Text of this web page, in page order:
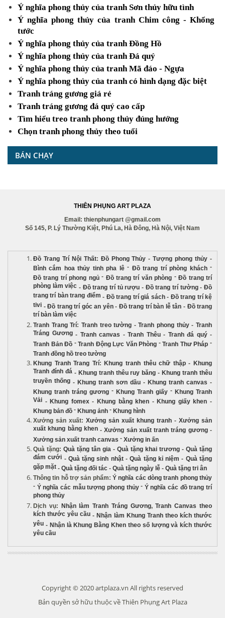
Ý nghĩa phong thủy của tranh Sơn thủy hữu tình
Ý nghĩa phong thủy của tranh Chim công - Khổng
tước
Ý nghĩa phong thủy của tranh Đồng Hồ
Ý nghĩa phong thủy của tranh Đá quý
Ý nghĩa phong thủy của tranh Mã đáo - Ngựa
Ý nghĩa phong thủy của tranh có hình dạng đặc biệt
Tranh tráng gương giá rẻ
Tranh tráng gương đá quý cao cấp
Tìm hiểu treo tranh phong thủy đúng hướng
Chọn tranh phong thủy theo tuổi
BÁN CHẠY
THIÊN PHỤNG ART PLAZA
Email: thienphungart @gmail.com
Số 145, P. Lý Thường Kiệt, Phú La, Hà Đông, Hà Nội, Việt Nam
Đồ Trang Trí Nội Thất: Đồ Phong Thủy -Tượng phong thủy -
Bình cắm hoa thủy tinh pha lê- Đồ trang trí phòng khách-
Đồ trang trí phong ngủ- Đồ trang trí văn phòng -Đồ trang trí
phòng làm việc - Đồ trang trí tủ rượu - Đồ trang trí tường-Đồ
trang trí bàn trang điểm - Đồ trang trí giá sách- Đồ trang trí kệ
tivi -Đồ trang trí góc an yên- Đồ trang trí bàn lễ tân - Đồ trang
trí bàn làm việc
Tranh Trang Trí: Tranh treo tường -Tranh phong thủy-Tranh
Tráng Gương- Tranh canvas - Tranh Thêu- Tranh đá quý-
Tranh Bản Đồ -Tranh Động Lực Văn Phòng -Tranh Thư Pháp -
Tranh đồng hồ treo tường
Khung Tranh Trang Trí: Khung tranh thêu chữ thập- Khung
Tranh đính đá- Khung tranh thêu ruy băng - Khung tranh thêu
truyền thống - Khung tranh sơn dầu - Khung tranh canvas -
Khung tranh tráng gương - Khung Tranh giấy - Khung Tranh
Vải - Khung fomex- Khung bằng khen - Khung giấy khen -
Khung bản đồ - Khung ảnh - Khung hình
Xưởng sản xuất: Xưởng sản xuất khung tranh - Xưởng sản
xuất khung bằng khen-Xưởng sản xuất tranh tráng gương-
Xưởng sản xuất tranh canvas - Xưởng in ấn
Quà tặng: Quà tặng tân gia - Quà tặng khai trương - Quà tặng
đám cưới - Quà tặng sinh nhật-Quà tặng kỉ niệm - Quà tặng
gặp mặt - Quà tặng đối tác - Quà tặng ngày lễ - Quà tặng tri ân
Thông tin hỗ trợ sản phẩm:Ý nghĩa các dòng tranh phong thủy
- Ý nghĩa các mẫu tượng phong thủy- Ý nghĩa các đồ trang trí
phong thủy
Dịch vụ: Nhận làm Tranh Tráng Gương,Tranh Canvas theo
kích thước yêu cầu - Nhận làm Khung Tranh theo kích thước
yêu - Nhận là Khung Bằng Khen theo số lượng và kích thước
yêu cầu
Copyright © 2020 artplaza.vn All rights reserved
Bản quyền sở hữu thuộc về Thiên Phụng Art Plaza